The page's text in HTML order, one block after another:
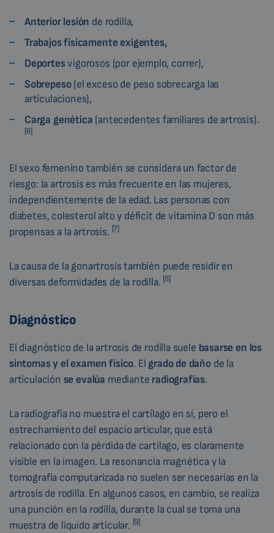
Anterior lesión de rodilla,
Trabajos físicamente exigentes,
Deportesvigorosos (por ejemplo, correr),
Sobrepeso(el exceso de peso sobrecarga las
articulaciones),
Carga genética (antecedentes familiares de artrosis).
[6]
El sexo femenino también se considera un factor de
riesgo: la artrosis es más frecuente en las mujeres,
independientemente de la edad. Las personas con
diabetes, colesterol alto y déficit de vitamina D son más
propensas a la artrosis. [7]
La causa de la gonartrosis también puede residir en
diversas deformidades de la rodilla. [8]
Diagnóstico
El diagnóstico de la artrosis de rodilla suele basarse en los
síntomas y el examen físico. El grado de dañode la
articulación se evalúa mediante radiografías.
La radiografía no muestra el cartílago en sí, pero el
estrechamiento del espacio articular, que está
relacionado con la pérdida de cartílago, es claramente
visible en la imagen. La resonancia magnética y la
tomografía computarizada no suelen ser necesarias en la
artrosis de rodilla. En algunos casos, en cambio, se realiza
una punción en la rodilla, durante la cual se toma una
muestra de líquido articular. [9]